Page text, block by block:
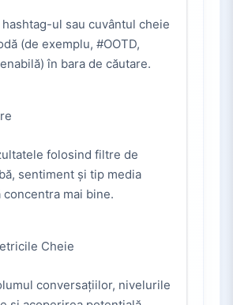
ul sau cuvântul cheie
(de exemplu, #OOTD,
în bara de căutare.
folosind filtre de
sentiment și tip media
concentra mai bine.
Cheie
conversațiilor, nivelurile